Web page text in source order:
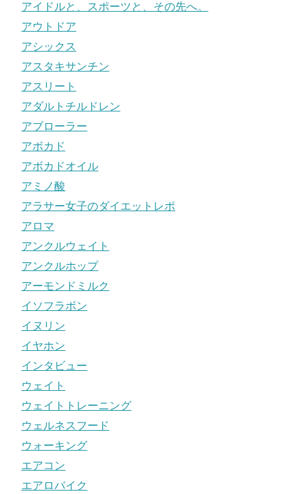
アイドルと、スポーツと、その先へ。
アウトドア
アシックス
アスタキサンチン
アスリート
アダルトチルドレン
アブローラー
アボカド
アボカドオイル
アミノ酸
アラサー女子のダイエットレポ
アロマ
アンクルウェイト
アンクルホップ
アーモンドミルク
イソフラボン
イヌリン
イヤホン
インタビュー
ウェイト
ウェイトトレーニング
ウェルネスフード
ウォーキング
エアコン
エアロバイク